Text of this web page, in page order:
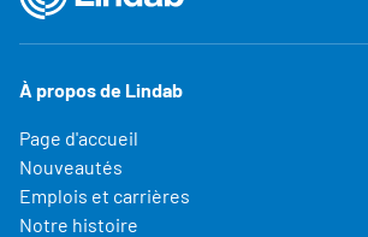
À propos de Lindab
Page d'accueil
Nouveautés
Emplois et carrières
Notre histoire